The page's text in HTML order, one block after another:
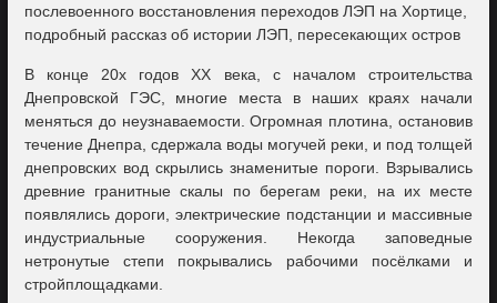
послевоенного восстановления переходов ЛЭП на Хортице,
подробный рассказ об истории ЛЭП, пересекающих остров
В конце 20х годов XX века, с началом строительства
Днепровской ГЭС, многие места в наших краях начали
меняться до неузнаваемости. Огромная плотина, остановив
течение Днепра, сдержала воды могучей реки, и под толщей
днепровских вод скрылись знаменитые пороги. Взрывались
древние гранитные скалы по берегам реки, на их месте
появлялись дороги, электрические подстанции и массивные
индустриальные сооружения. Некогда заповедные
нетронутые степи покрывались рабочими посёлками и
стройплощадками.